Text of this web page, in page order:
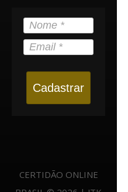
Cadastrar
CERTIDÃO ONLINE